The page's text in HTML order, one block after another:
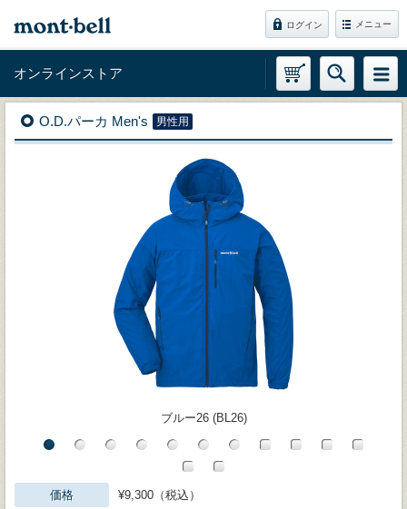
ログイン メニュー
オンラインストア
O.D.パーカ Men's 男性用
ブルー26 (BL26)
価格 ¥9,300（税込）